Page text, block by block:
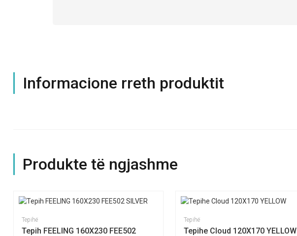
Informacione rreth produktit
Produkte të ngjashme
Tepihë
Tepih FEELING 160X230 FEE502
Tepihë
Tepihe Cloud 120X170 YELLOW